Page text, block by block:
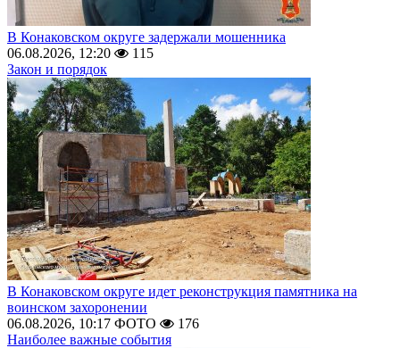
В Конаковском округе задержали мошенника
06.08.2026, 12:20
115
Закон и порядок
В Конаковском округе идет реконструкция памятника на
воинском захоронении
06.08.2026, 10:17 ФОТО
176
Наиболее важные события